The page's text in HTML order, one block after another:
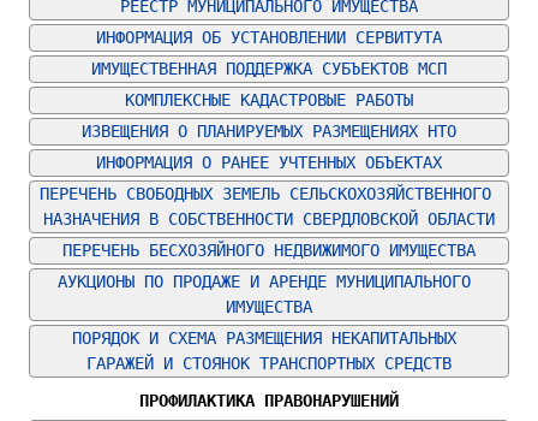
РЕЕСТР МУНИЦИПАЛЬНОГО ИМУЩЕСТВА
ИНФОРМАЦИЯ ОБ УСТАНОВЛЕНИИ СЕРВИТУТА
ИМУЩЕСТВЕННАЯ ПОДДЕРЖКА СУБЪЕКТОВ МСП
КОМПЛЕКСНЫЕ КАДАСТРОВЫЕ РАБОТЫ
ИЗВЕЩЕНИЯ О ПЛАНИРУЕМЫХ РАЗМЕЩЕНИЯХ НТО
ИНФОРМАЦИЯ О РАНЕЕ УЧТЕННЫХ ОБЪЕКТАХ
ПЕРЕЧЕНЬ СВОБОДНЫХ ЗЕМЕЛЬ СЕЛЬСКОХОЗЯЙСТВЕННОГО
НАЗНАЧЕНИЯ В СОБСТВЕННОСТИ СВЕРДЛОВСКОЙ ОБЛАСТИ
ПЕРЕЧЕНЬ БЕСХОЗЯЙНОГО НЕДВИЖИМОГО ИМУЩЕСТВА
АУКЦИОНЫ ПО ПРОДАЖЕ И АРЕНДЕ МУНИЦИПАЛЬНОГО
ИМУЩЕСТВА
ПОРЯДОК И СХЕМА РАЗМЕЩЕНИЯ НЕКАПИТАЛЬНЫХ
ГАРАЖЕЙ И СТОЯНОК ТРАНСПОРТНЫХ СРЕДСТВ
ПРОФИЛАКТИКА ПРАВОНАРУШЕНИЙ